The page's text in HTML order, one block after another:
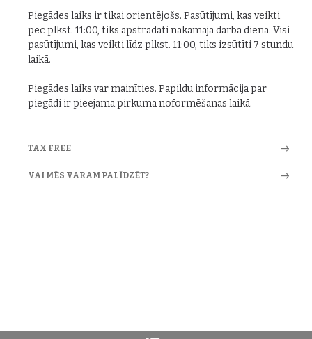
Piegādes laiks ir tikai orientējošs. Pasūtījumi, kas veikti
pēc plkst. 11:00, tiks apstrādāti nākamajā darba dienā. Visi
pasūtījumi, kas veikti līdz plkst. 11:00, tiks izsūtīti 7 stundu
laikā.
Piegādes laiks var mainīties. Papildu informācija par
piegādi ir pieejama pirkuma noformēšanas laikā.
TAX FREE
VAI MĒS VARAM PALĪDZĒT?